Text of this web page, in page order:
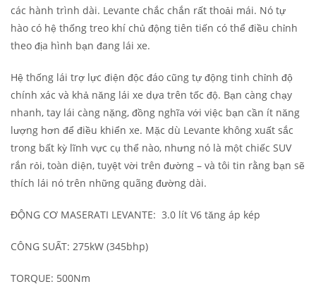
các hành trình dài. Levante chắc chắn rất thoải mái. Nó tự
hào có hệ thống treo khí chủ động tiên tiến có thể điều chỉnh
theo địa hình bạn đang lái xe.
Hệ thống lái trợ lực điện độc đáo cũng tự động tinh chỉnh độ
chính xác và khả năng lái xe dựa trên tốc độ. Bạn càng chạy
nhanh, tay lái càng nặng, đồng nghĩa với việc bạn cần ít năng
lượng hơn để điều khiển xe. Mặc dù Levante không xuất sắc
trong bất kỳ lĩnh vực cụ thể nào, nhưng nó là một chiếc SUV
rắn rỏi, toàn diện, tuyệt vời trên đường – và tôi tin rằng bạn sẽ
thích lái nó trên những quãng đường dài.
ĐỘNG CƠ MASERATI LEVANTE: 3.0 lít V6 tăng áp kép
CÔNG SUẤT: 275kW (345bhp)
TORQUE: 500Nm